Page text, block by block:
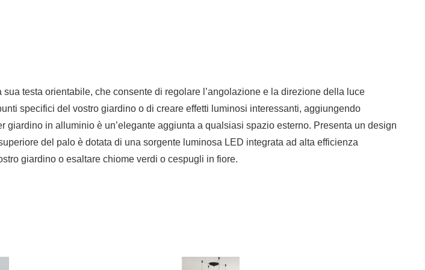
testa orientabile, che consente di regolare l’angolazione e la direzione della luce
specifici del vostro giardino o di creare effetti luminosi interessanti, aggiungendo
in alluminio è un’elegante aggiunta a qualsiasi spazio esterno. Presenta un design
del palo è dotata di una sorgente luminosa LED integrata ad alta efficienza
giardino o esaltare chiome verdi o cespugli in fiore.